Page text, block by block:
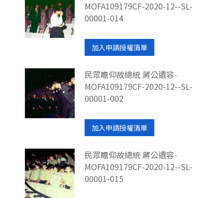
MOFA109179CF-2020-12--SL-
00001-014
加入申請授權清單
民眾瞻仰故總統 蔣公遺容-
MOFA109179CF-2020-12--SL-
00001-002
加入申請授權清單
民眾瞻仰故總統 蔣公遺容-
MOFA109179CF-2020-12--SL-
00001-015